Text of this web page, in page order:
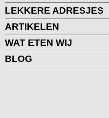
LEKKERE ADRESJES
ARTIKELEN
WAT ETEN WIJ
BLOG